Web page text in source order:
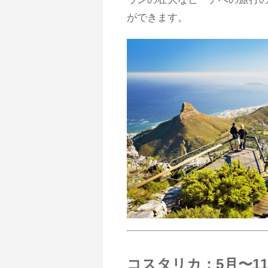
ができます。
コスタリカ：5月〜